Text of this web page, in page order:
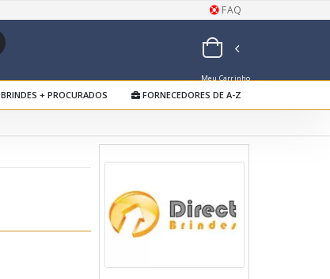
FAQ
Meu Carrinho
de Orçamentos
BRINDES + PROCURADOS FORNECEDORES DE A-Z